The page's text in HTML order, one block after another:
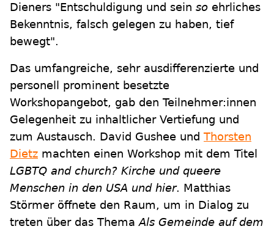
Dieners "Entschuldigung und sein so ehrliches
Bekenntnis, falsch gelegen zu haben, tief
bewegt".
Das umfangreiche, sehr ausdifferenzierte und
personell prominent besetzte
Workshopangebot, gab den Teilnehmer:innen
Gelegenheit zu inhaltlicher Vertiefung und
zum Austausch. David Gushee und Thorsten
Dietz machten einen Workshop mit dem Titel
LGBTQ and church? Kirche und queere
Menschen in den USA und hier. Matthias
Störmer öffnete den Raum, um in Dialog zu
treten über das ThemaAls Gemeinde auf dem